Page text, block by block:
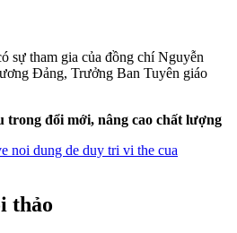
sự tham gia của đồng chí Nguyễn
Đảng, Trưởng Ban Tuyên giáo
trong đổi mới, nâng cao chất lượng
thảo